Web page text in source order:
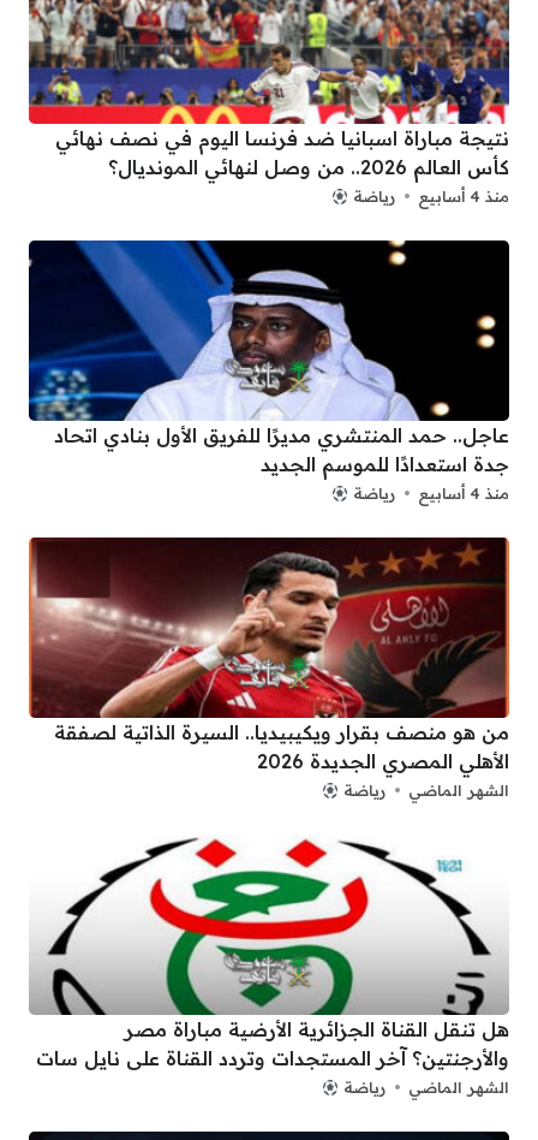
نتيجة مباراة اسبانيا ضد فرنسا اليوم في نصف نهائي
كأس العالم 2026.. من وصل لنهائي المونديال؟
منذ 4 أسابيع رياضة
عاجل.. حمد المنتشري مديرًا للفريق الأول بنادي اتحاد
جدة استعدادًا للموسم الجديد
منذ 4 أسابيع رياضة
من هو منصف بقرار ويكيبيديا.. السيرة الذاتية لصفقة
الأهلي المصري الجديدة 2026
الشهر الماضي رياضة
هل تنقل القناة الجزائرية الأرضية مباراة مصر
والأرجنتين؟ آخر المستجدات وتردد القناة على نايل سات
الشهر الماضي رياضة